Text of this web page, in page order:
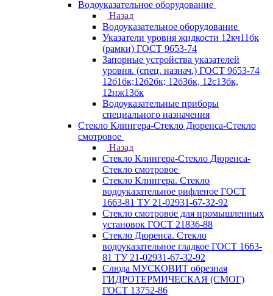
Водоуказательное оборудование
Назад
Водоуказательное оборудование
Указатели уровня жидкости 12кч11бк
(рамки) ГОСТ 9653-74
Запорные устройства указателей
уровня. (спец. назнач.) ГОСТ 9653-74
12б1бк;12б2бк; 12б3бк, 12с13бк,
12нж13бк
Водоуказательные приборы
специального назначения
Стекло Клингера-Стекло Дюренса-Стекло
смотровое
Назад
Стекло Клингера-Стекло Дюренса-
Стекло смотровое
Стекло Клингера. Стекло
водоуказательное рифленое ГОСТ
1663-81 ТУ 21-02931-67-32-92
Стекло смотровое для промышленных
установок ГОСТ 21836-88
Стекло Дюренса. Стекло
водоуказательное гладкое ГОСТ 1663-
81 ТУ 21-02931-67-32-92
Слюда МУСКОВИТ обрезная
ГИДРОТЕРМИЧЕСКАЯ (СМОГ)
ГОСТ 13752-86